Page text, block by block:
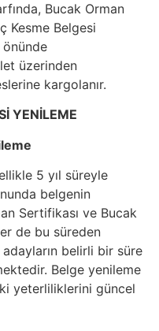
Bucak Orman
Kesme Belgesi
üzerinden
kargolanır.
YENİLEME
5 yıl süreyle
belgenin
Sertifikası ve Bucak
de bu süreden
belirli bir süre
Belge yenileme
yeterliliklerini güncel